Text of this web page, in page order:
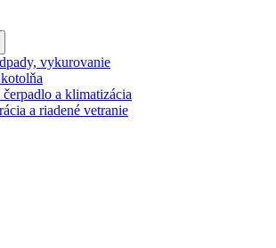
vykurovanie
čerpadlo a klimatizácia
a riadené vetranie